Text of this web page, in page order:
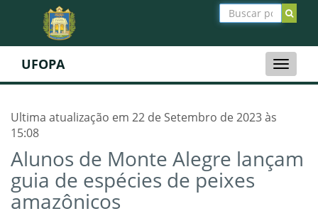
Toggle
UFOPA
Ultima atualização em 22 de Setembro de 2023 às
15:08
Alunos de Monte Alegre lançam
guia de espécies de peixes
amazônicos